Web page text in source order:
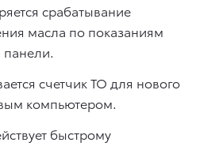
срабатывание
масла по показаниям
счетчик ТО для нового
компьютером.
быстрому